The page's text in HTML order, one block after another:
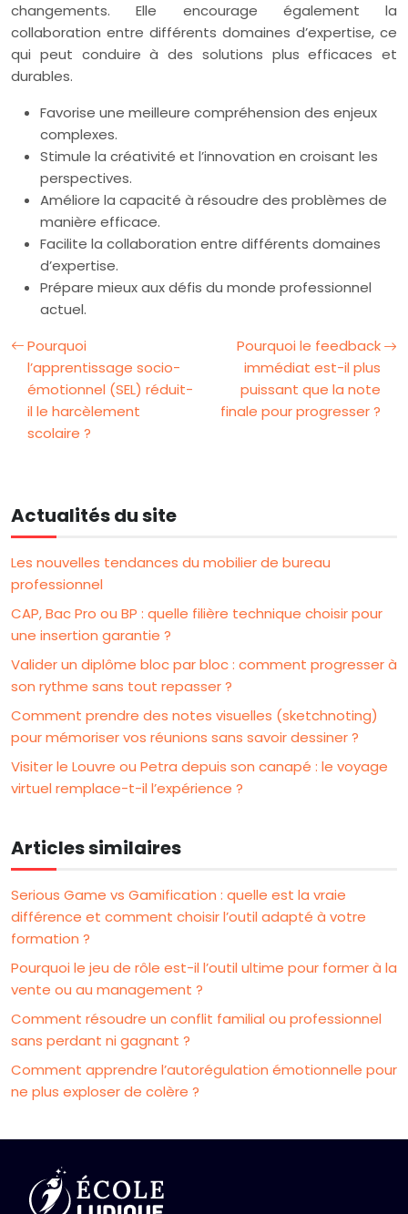
changements. Elle encourage également la
collaboration entre différents domaines d’expertise, ce
qui peut conduire à des solutions plus efficaces et
durables.
Favorise une meilleure compréhension des enjeux
complexes.
Stimule la créativité et l’innovation en croisant les
perspectives.
Améliore la capacité à résoudre des problèmes de
manière efficace.
Facilite la collaboration entre différents domaines
d’expertise.
Prépare mieux aux défis du monde professionnel
actuel.
Pourquoi
l’apprentissage socio-
émotionnel (SEL) réduit-
il le harcèlement
scolaire ?
Pourquoi le feedback
immédiat est-il plus
puissant que la note
finale pour progresser ?
Actualités du site
Les nouvelles tendances du mobilier de bureau
professionnel
CAP, Bac Pro ou BP : quelle filière technique choisir pour
une insertion garantie ?
Valider un diplôme bloc par bloc : comment progresser à
son rythme sans tout repasser ?
Comment prendre des notes visuelles (sketchnoting)
pour mémoriser vos réunions sans savoir dessiner ?
Visiter le Louvre ou Petra depuis son canapé : le voyage
virtuel remplace-t-il l’expérience ?
Articles similaires
Serious Game vs Gamification : quelle est la vraie
différence et comment choisir l’outil adapté à votre
formation ?
Pourquoi le jeu de rôle est-il l’outil ultime pour former à la
vente ou au management ?
Comment résoudre un conflit familial ou professionnel
sans perdant ni gagnant ?
Comment apprendre l’autorégulation émotionnelle pour
ne plus exploser de colère ?